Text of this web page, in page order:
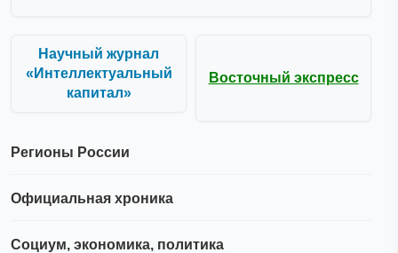
Научный журнал
«Интеллектуальный
капитал»
Восточный экспресс
Регионы России
Официальная хроника
Социум, экономика, политика